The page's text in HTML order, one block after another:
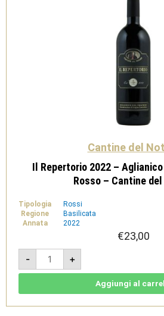
Cantine del
Il Repertorio 2022 –
Rosso – Cantine
Tipologia
Rossi
Regione
Basilicata
Annata
2022
€23,00
-
Il
Repertorio
2022
-
DOC
+
Aggiungi al